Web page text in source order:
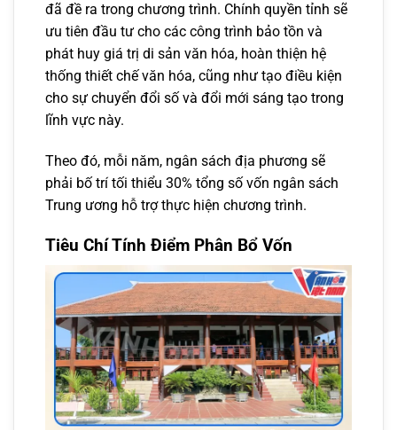
đã đề ra trong chương trình. Chính quyền tỉnh sẽ
ưu tiên đầu tư cho các công trình bảo tồn và
phát huy giá trị di sản văn hóa, hoàn thiện hệ
thống thiết chế văn hóa, cũng như tạo điều kiện
cho sự chuyển đổi số và đổi mới sáng tạo trong
lĩnh vực này.
Theo đó, mỗi năm, ngân sách địa phương sẽ
phải bố trí tối thiểu 30% tổng số vốn ngân sách
Trung ương hỗ trợ thực hiện chương trình.
Tiêu Chí Tính Điểm Phân Bổ Vốn